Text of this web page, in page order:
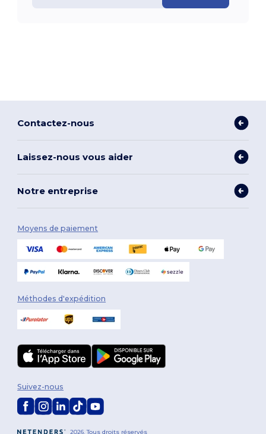
Contactez-nous
Laissez-nous vous aider
Notre entreprise
Moyens de paiement
Méthodes d'expédition
2026. Tous droits réservés
Suivez-nous